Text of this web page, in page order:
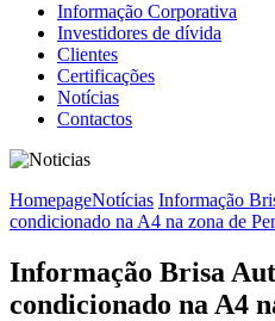
Informação Corporativa
Investidores de dívida
Clientes
Certificações
Notícias
Contactos
HomepageNotícias Informação
condicionado na A4 na zona de
Informação Brisa
condicionado na A4